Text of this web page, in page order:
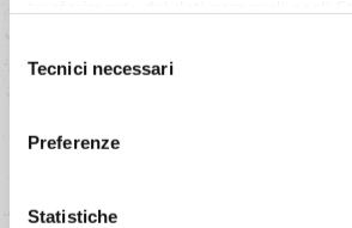
anche sul trasferimento dei dati a
partner negli Stati Uniti consultare la
selezionare o negare il tuo consenso
possibile revocare il consenso in
delTecnici necessari
Preferenze
Statistiche